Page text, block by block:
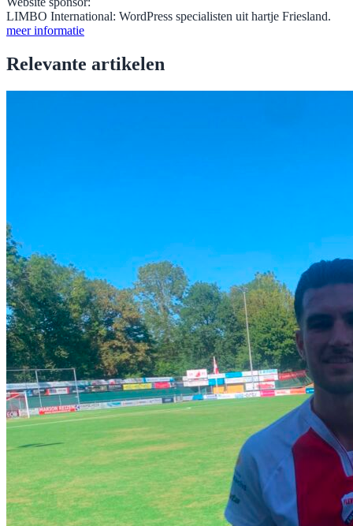
LIMBO International: WordPress specialisten uit hartje Friesland.
meer informatie
Relevante artikelen